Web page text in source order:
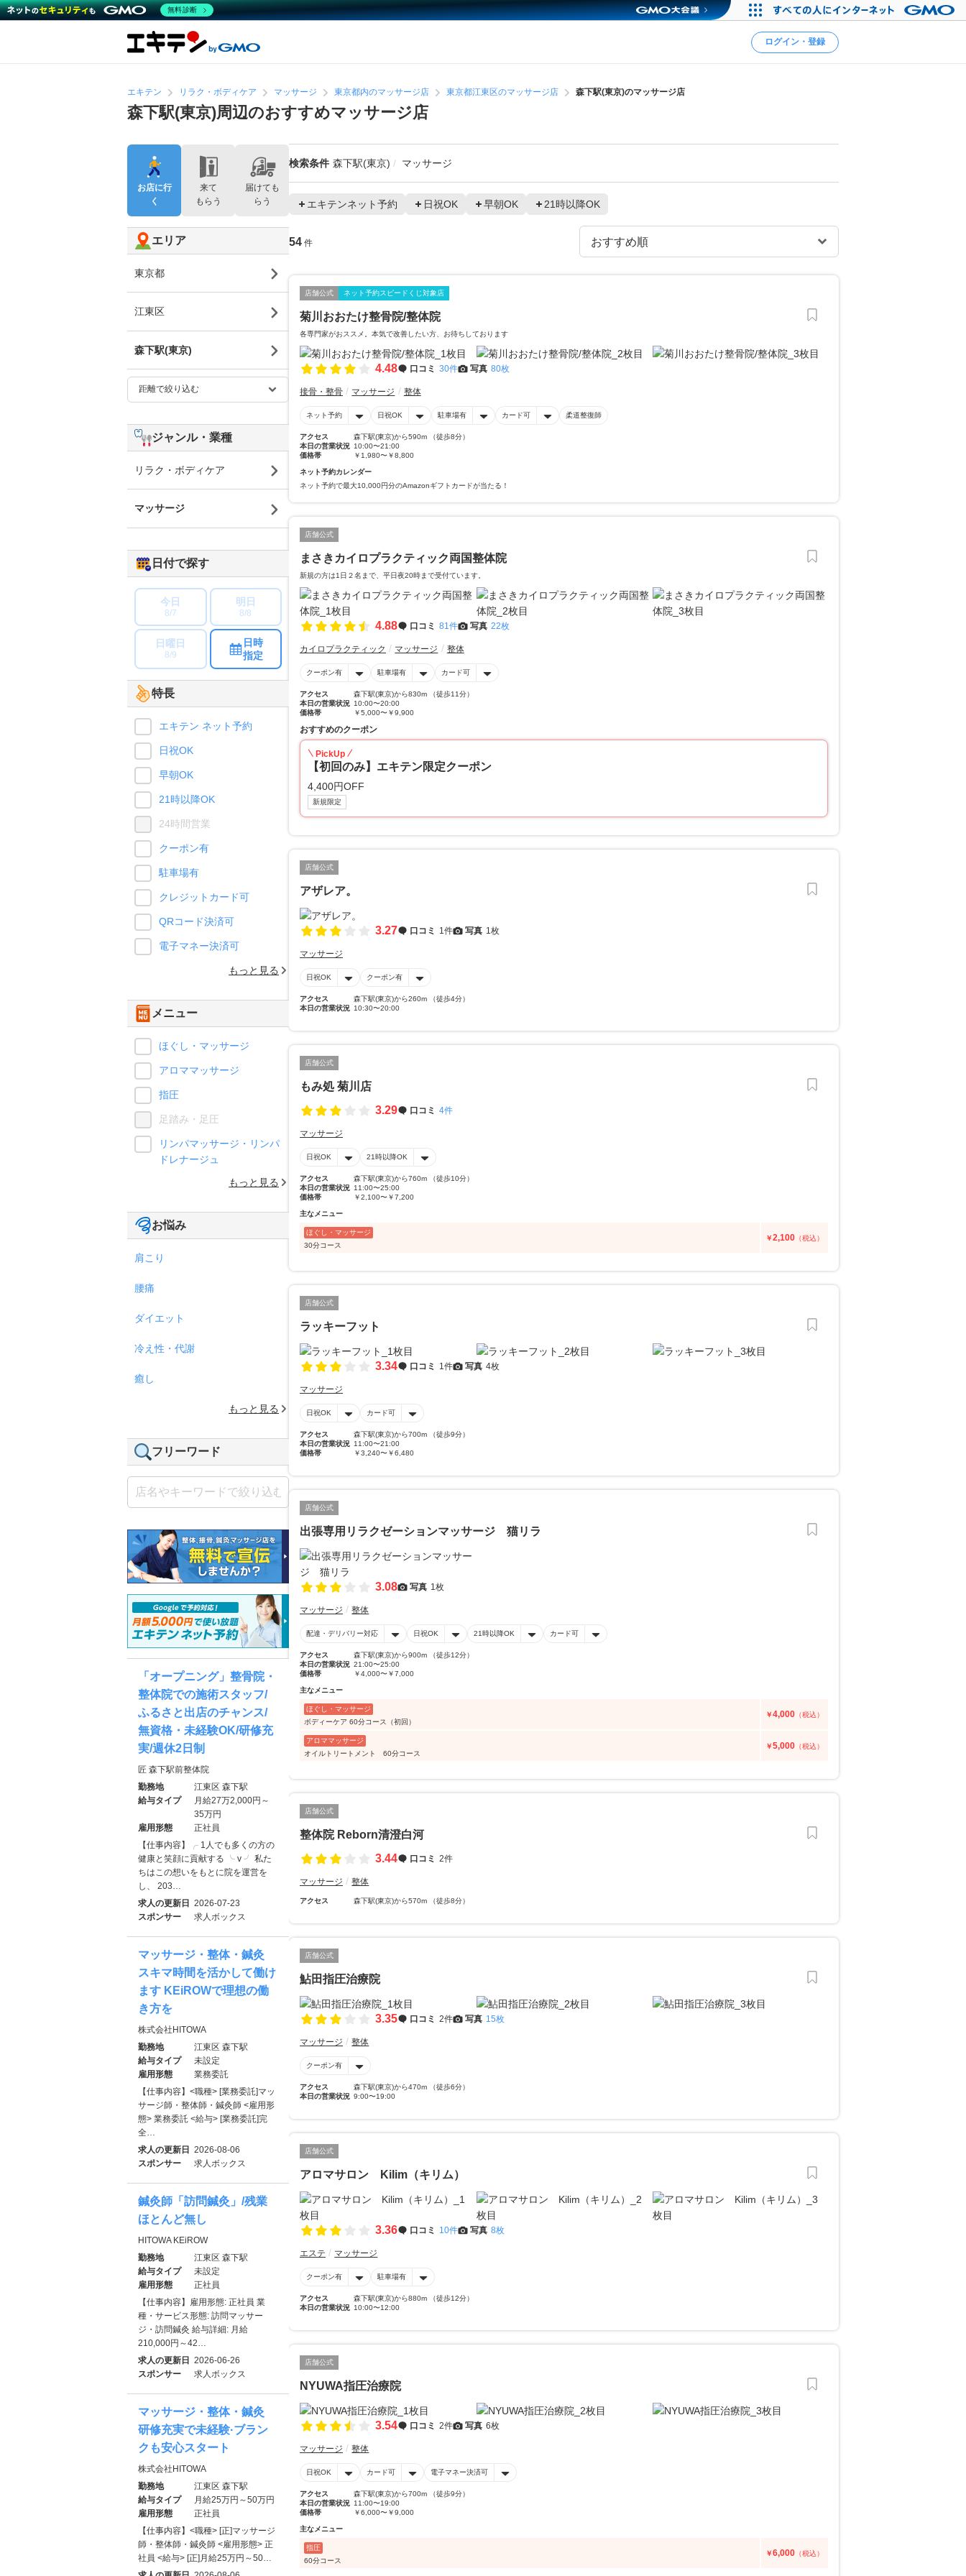
ログイン・登録
エキテン リラク・ボディケア マッサージ 東京都内のマッサージ店 東京都江東区のマッサージ店 森下駅(東京)のマッサージ店
森下駅(東京)周辺のおすすめマッサージ店
検索条件 森下駅(東京) マッサージ
エキテンネット予約 日祝OK 早朝OK 21時以降OK
54 件
店舗公式 ネット予約スピードくじ対象店
菊川おおたけ整骨院/整体院
各専門家がおススメ。本気で改善したい方、お待ちしております
4.48 口コミ 30件 写真 80枚
接骨・整骨 マッサージ 整体
ネット予約 日祝OK 駐車場有 カード可 柔道整復師
アクセス
森下駅(東京)から590m （徒歩8分）
本日の営業状況 10:00〜21:00
価格帯
￥1,980〜￥8,800
ネット予約カレンダー
ネット予約で最大10,000円分のAmazonギフトカードが当たる！
店舗公式
まさきカイロプラクティック両国整体院
新規の方は1日２名まで、平日夜20時まで受付ています。
4.88 口コミ 81件 写真 22枚
カイロプラクティック マッサージ 整体
クーポン有 駐車場有 カード可
アクセス
森下駅(東京)から830m （徒歩11分）
本日の営業状況 10:00〜20:00
価格帯
￥5,000〜￥9,900
おすすめのクーポン
PickUp
【初回のみ】エキテン限定クーポン
4,400円OFF
新規限定
店舗公式
アザレア。
3.27 口コミ 1件 写真 1枚
マッサージ
日祝OK クーポン有
アクセス
森下駅(東京)から260m （徒歩4分）
本日の営業状況 10:30〜20:00
店舗公式
もみ処 菊川店
3.29
口コミ 4件
マッサージ
日祝OK 21時以降OK
アクセス
森下駅(東京)から760m （徒歩10分）
本日の営業状況 11:00〜25:00
価格帯
￥2,100〜￥7,200
主なメニュー
ほぐし・マッサージ
30分コース
￥2,100 （税込）
店舗公式
ラッキーフット
3.34 口コミ 1件 写真 4枚
マッサージ
日祝OK カード可
アクセス
森下駅(東京)から700m （徒歩9分）
本日の営業状況 11:00〜21:00
価格帯
￥3,240〜￥6,480
店舗公式
出張専用リラクゼーションマッサージ 猫リラ
3.08 写真 1枚
マッサージ 整体
配達・デリバリー対応 日祝OK 21時以降OK カード可
アクセス
森下駅(東京)から900m （徒歩12分）
本日の営業状況 21:00〜25:00
価格帯
￥4,000〜￥7,000
主なメニュー
ほぐし・マッサージ
ボディーケア 60分コース（初回）
￥4,000 （税込）
アロママッサージ
オイルトリートメント 60分コース
￥5,000 （税込）
店舗公式
整体院 Reborn清澄白河
3.44
口コミ 2件
マッサージ 整体
アクセス 森下駅(東京)から570m （徒歩8分）
店舗公式
鮎田指圧治療院
3.35 口コミ 2件 写真 15枚
マッサージ 整体
クーポン有
アクセス
森下駅(東京)から470m （徒歩6分）
本日の営業状況 9:00〜19:00
店舗公式
アロマサロン Kilim（キリム）
3.36 口コミ 10件 写真 8枚
エステ マッサージ
クーポン有 駐車場有
アクセス
森下駅(東京)から880m （徒歩12分）
本日の営業状況 10:00〜12:00
店舗公式
NYUWA指圧治療院
3.54 口コミ 2件 写真 6枚
マッサージ 整体
日祝OK カード可 電子マネー決済可
アクセス
森下駅(東京)から700m （徒歩9分）
本日の営業状況 11:00〜19:00
価格帯
￥6,000〜￥9,000
主なメニュー
指圧
60分コース
￥6,000 （税込）
お店に行
く
来て
もらう
届けても
らう
エリア
東京都
江東区
森下駅(東京)
ジャンル・業種
リラク・ボディケア
マッサージ
日付で探す
今日
8/7
明日
8/8
日曜日
8/9
日時
指定
特長
エキテン ネット予約
日祝OK
早朝OK
21時以降OK
24時間営業
クーポン有
駐車場有
クレジットカード可
QRコード決済可
電子マネー決済可
もっと見る
メニュー
ほぐし・マッサージ
アロママッサージ
指圧
足踏み・足圧
リンパマッサージ・リンパ
ドレナージュ
もっと見る
お悩み
肩こり
腰痛
ダイエット
冷え性・代謝
癒し
もっと見る
フリーワード
「オープニング」整骨院・
整体院での施術スタッフ/
ふるさと出店のチャンス/
無資格・未経験OK/研修充
実/週休2日制
匠 森下駅前整体院
勤務地
江東区 森下駅
給与タイプ
月給27万2,000円～
35万円
雇用形態
正社員
【仕事内容】╭ 1人でも多くの方の
健康と笑顔に貢献する ╰ v ╯ 私た
ちはこの想いをもとに院を運営を
し、 203…
求人の更新日 2026-07-23
スポンサー
求人ボックス
マッサージ・整体・鍼灸
スキマ時間を活かして働け
ます KEiROWで理想の働
き方を
株式会社HITOWA
勤務地
江東区 森下駅
給与タイプ
未設定
雇用形態
業務委託
【仕事内容】<職種> [業務委託]マッ
サージ師・整体師・鍼灸師 <雇用形
態> 業務委託 <給与> [業務委託]完
全…
求人の更新日 2026-08-06
スポンサー
求人ボックス
鍼灸師「訪問鍼灸」/残業
ほとんど無し
HITOWA KEiROW
勤務地
江東区 森下駅
給与タイプ
未設定
雇用形態
正社員
【仕事内容】雇用形態: 正社員 業
種・サービス形態: 訪問マッサー
ジ・訪問鍼灸 給与詳細: 月給
210,000円～42…
求人の更新日 2026-06-26
スポンサー
求人ボックス
マッサージ・整体・鍼灸
研修充実で未経験·ブラン
クも安心スタート
株式会社HITOWA
勤務地
江東区 森下駅
給与タイプ
月給25万円～50万円
雇用形態
正社員
【仕事内容】<職種> [正]マッサージ
師・整体師・鍼灸師 <雇用形態> 正
社員 <給与> [正]月給25万円～50…
無料診断